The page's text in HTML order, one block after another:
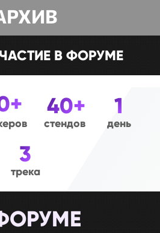
В ФОРУМЕ
40+
стендов
1
день
3
трека